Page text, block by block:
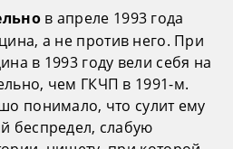
в апреле 1993 года
а не против него. При
в 1993 году вели себя на
чем ГКЧП в 1991-м.
понимало, что сулит ему
беспредел, слабую